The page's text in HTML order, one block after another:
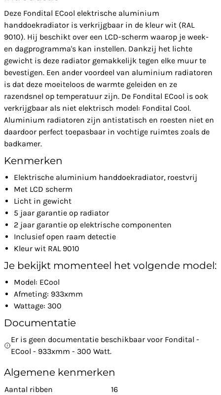
Deze Fondital ECool elektrische aluminium
handdoekradiator is verkrijgbaar in de kleur wit (RAL
9010). Hij beschikt over een LCD-scherm waarop je week-
en dagprogramma's kan instellen. Dankzij het lichte
gewicht is deze radiator gemakkelijk tegen elke muur te
bevestigen. Een ander voordeel van aluminium radiatoren
is dat deze moeiteloos de warmte geleiden en ze
razendsnel op temperatuur zijn. De Fondital ECool is ook
verkrijgbaar als niet elektrisch model: Fondital Cool.
Aluminium radiatoren zijn antistatisch en roesten niet en
daardoor perfect toepasbaar in vochtige ruimtes zoals de
badkamer.
Kenmerken
Elektrische aluminium handdoekradiator, roestvrij
Met LCD scherm
Licht in gewicht
5 jaar garantie op radiator
2 jaar garantie op elektrische componenten
Inclusief open raam detectie
Kleur wit RAL 9010
Je bekijkt momenteel het volgende model:
Model: ECool
Afmeting: 933xmm
Wattage: 300
Documentatie
Er is geen documentatie beschikbaar voor Fondital -
ECool - 933xmm - 300 Watt.
Algemene kenmerken
Aantal ribben
16